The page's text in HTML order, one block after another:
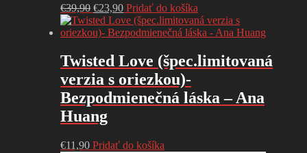
€39,90 Pôvodná
cena
bola:
€23,90Aktuálna
cena
je:
Pridať do košíka
Twisted Love (špec.limitovaná
verzia s oriezkou)-
Bezpodmienečná láska – Ana
Huang
€11,90 Pridať do košíka